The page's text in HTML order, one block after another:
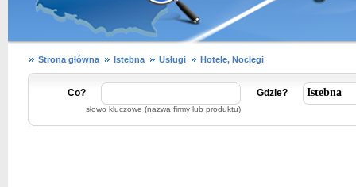
Strona główna Istebna Usługi Hotele, Noclegi
Co?
słowo kluczowe (nazwa firmy lub produktu)
Gdzie?